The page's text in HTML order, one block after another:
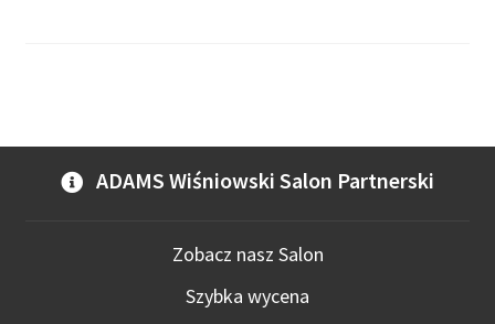
ADAMS Wiśniowski Salon Partnerski
Zobacz nasz Salon
Szybka wycena